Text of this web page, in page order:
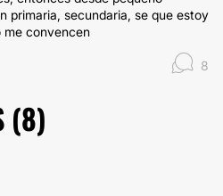
primaria, secundaria, se que estoy
me convencen
8
(8)